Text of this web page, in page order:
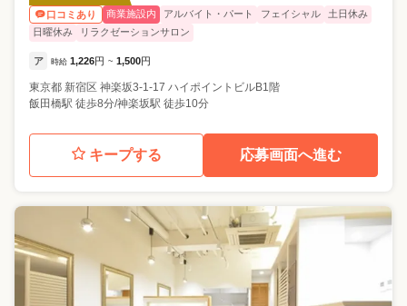
口コミあり
商業施設内 アルバイト・パート フェイシャル
土日休み
日曜休み
リラクゼーションサロン
ア 時給 1,226円 ~ 1,500円
東京都 新宿区 神楽坂3-1-17 ハイポイントビルB1階
飯田橋駅 徒歩8分/神楽坂駅 徒歩10分
キープする 応募画面へ進む